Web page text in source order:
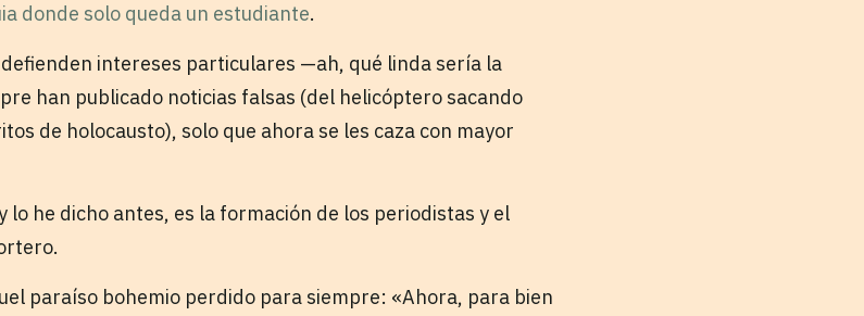
donde solo queda un estudiante.
intereses particulares —ah, qué linda sería la
han publicado noticias falsas (del helicóptero sacando
de holocausto), solo que ahora se les caza con mayor
lo he dicho antes, es la formación de los periodistas y el
paraíso bohemio perdido para siempre: «Ahora, para bien